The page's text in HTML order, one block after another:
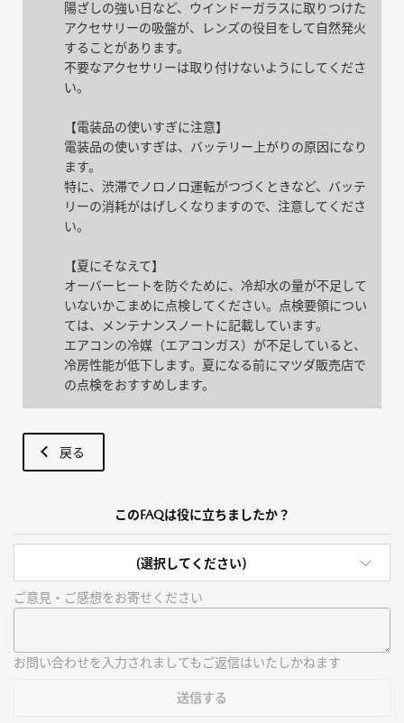
陽ざしの強い日など、ウインドーガラスに取りつけた
アクセサリーの吸盤が、レンズの役目をして自然発火
することがあります。
不要なアクセサリーは取り付けないようにしてくださ
い。
【電装品の使いすぎに注意】
電装品の使いすぎは、バッテリー上がりの原因になり
ます。
特に、渋滞でノロノロ運転がつづくときなど、バッテ
リーの消耗がはげしくなりますので、注意してくださ
い。
【夏にそなえて】
オーバーヒートを防ぐために、冷却水の量が不足して
いないかこまめに点検してください。点検要領につい
ては、メンテナンスノートに記載しています。
エアコンの冷媒（エアコンガス）が不足していると、
冷房性能が低下します。夏になる前にマツダ販売店で
の点検をおすすめします。
戻る
このFAQは役に立ちましたか？
(選択してください)
ご意見・ご感想をお寄せください
お問い合わせを入力されましてもご返信はいたしかねます
送信する